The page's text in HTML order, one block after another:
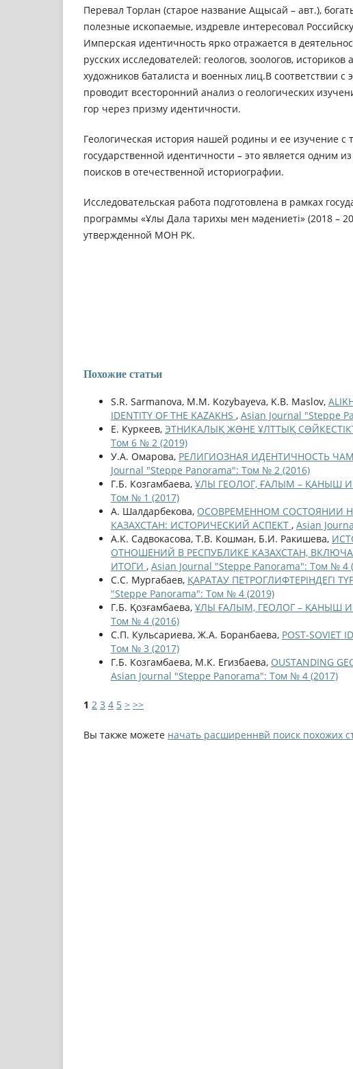
Перевал Торлан (старое название Ащысай – авт.),
полезные ископаемые, издревле интересовал
Имперская идентичность ярко отражается в
русских исследователей: геологов, зоологов, историков
художников баталиста и военных лиц.В соответствии с
проводит всесторонний анализ о геологических
гор через призму идентичности.
Геологическая история нашей родины и ее изучение с
государственной идентичности – это является одним
поисков в отечественной историографии.
Исследовательская работа подготовлена в рамках
программы «Ұлы Дала тарихы мен мәдениеті» (2018 –
утвержденной МОН РК.
Похожие статьи
S.R. Sarmanova, M.M. Kozybayeva, K.B. Maslov,
IDENTITY OF THE KAZAKHS , Asian Journal "Steppe
Е. Куркеев, ЭТНИКAЛЫҚ ЖƏНЕ ҰЛТТЫҚ
Том 6 № 2 (2019)
У.A. Омарова, РЕЛИГИОЗНАЯ ИДЕНТИЧНОСТЬ
Journal "Steppe Panorama": Том № 2 (2016)
Г.Б. Козгамбаева, ҰЛЫ ГЕОЛОГ, ҒАЛЫМ – ҚАНЫШ
Том № 1 (2017)
А. Шалдарбекова, ОСОВРЕМЕННОМ СОСТОЯНИИ
КАЗАХСТАН: ИСТОРИЧЕСКИЙ АСПЕКТ , Asian
А.К. Садвокасова, Т.В. Кошман, Б.И. Ракишева,
ОТНОШЕНИЙ В РЕСПУБЛИКЕ КАЗАХСТАН,
ИТОГИ , Asian Journal "Steppe Panorama": Том № 4
С.С. Мургабаев, ҚАРАТАУ ПЕТРОГЛИФТЕРІНДЕГІ
"Steppe Panorama": Том № 4 (2019)
Г.Б. Қозғамбаева, ҰЛЫ ҒАЛЫМ, ГЕОЛОГ – ҚАНЫШ
Том № 4 (2016)
С.П. Кульсариева, Ж.А. Боранбаева, POST-SOVIET
Том № 3 (2017)
Г.Б. Козгамбаева, М.К. Егизбаева, OUSTANDING
Asian Journal "Steppe Panorama": Том № 4 (2017)
1 2 3 4 5 > >>
Вы также можете начать расширеннвй поиск похожих